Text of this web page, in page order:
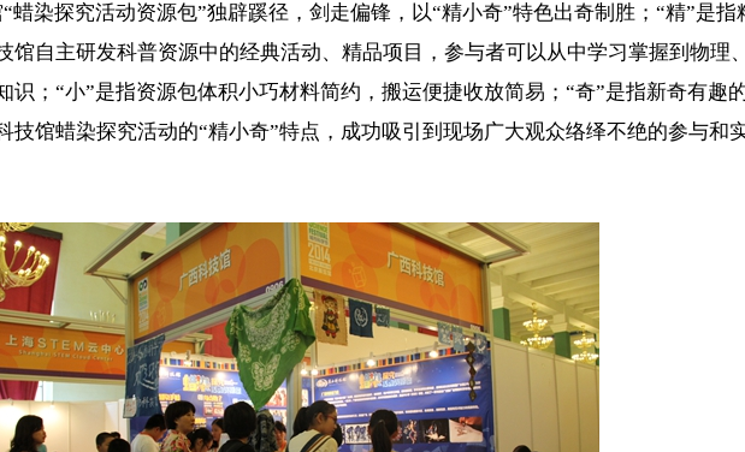
“蜡染探究活动资源包”独辟蹊径，剑走偏锋，以“精小奇”特色出奇制胜；“精”是指
馆自主研发科普资源中的经典活动、精品项目，参与者可以从中学习掌握到物理
识；“小”是指资源包体积小巧材料简约，搬运便捷收放简易；“奇”是指新奇有趣
技馆蜡染探究活动的“精小奇”特点，成功吸引到现场广大观众络绎不绝的参与和